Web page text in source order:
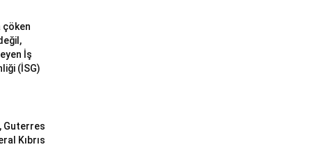
çöken
İş
(İSG)
Guterres
Kıbrıs